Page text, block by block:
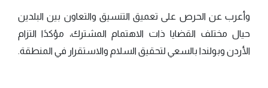
وأعرب عن الحرص على تعميق التنسيق والتعاون بين البلدين
حيال مختلف القضايا ذات الاهتمام المشترك، مؤكدًا التزام
الأردن وبولندا بالسعي لتحقيق السلام والاستقرار في المنطقة.